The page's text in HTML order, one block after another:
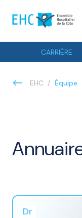
CARRIÈRE
EHC Équipe
Dr